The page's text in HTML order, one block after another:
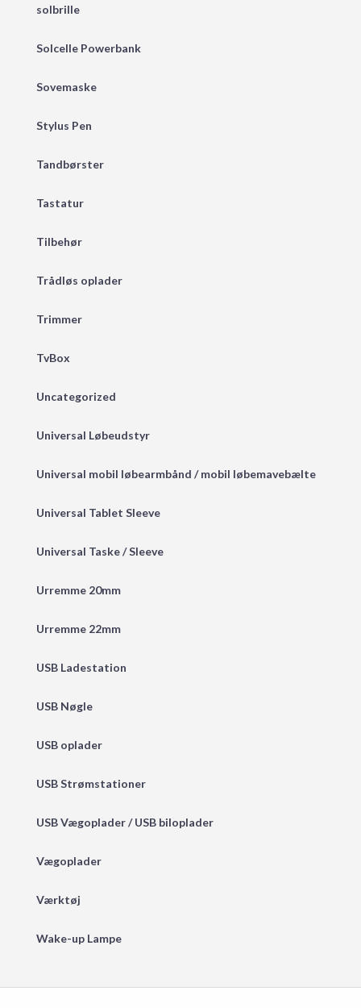
solbrille
Solcelle Powerbank
Sovemaske
Stylus Pen
Tandbørster
Tastatur
Tilbehør
Trådløs oplader
Trimmer
TvBox
Uncategorized
Universal Løbeudstyr
Universal mobil løbearmbånd / mobil løbemavebælte
Universal Tablet Sleeve
Universal Taske / Sleeve
Urremme 20mm
Urremme 22mm
USB Ladestation
USB Nøgle
USB oplader
USB Strømstationer
USB Vægoplader / USB biloplader
Vægoplader
Værktøj
Wake-up Lampe